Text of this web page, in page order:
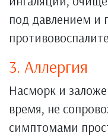
под давлением и
3. Аллергия
Насморк и
время, не
симптомами